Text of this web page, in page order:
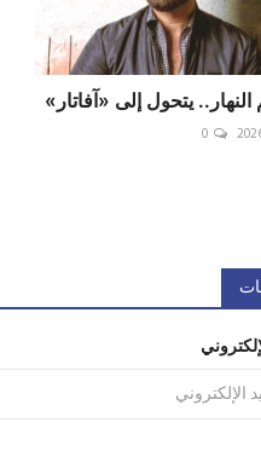
يتحول إلى «آفاتار»
0